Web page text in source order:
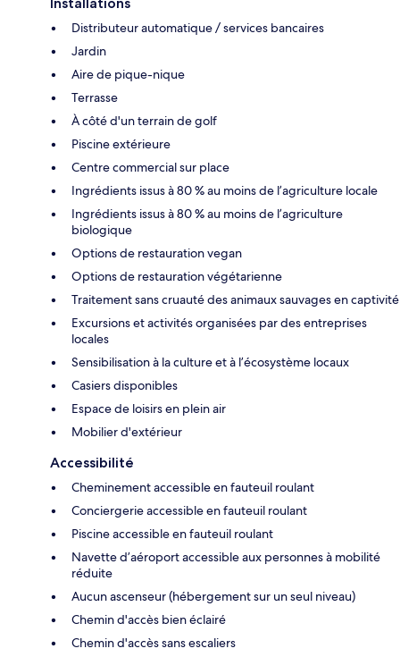
Distributeur automatique / services bancaires
Jardin
Aire de pique-nique
Terrasse
À côté d'un terrain de golf
Piscine extérieure
Centre commercial sur place
Ingrédients issus à 80 % au moins de l’agriculture locale
Ingrédients issus à 80 % au moins de l’agriculture
biologique
Options de restauration vegan
Options de restauration végétarienne
Traitement sans cruauté des animaux sauvages en captivité
Excursions et activités organisées par des entreprises
locales
Sensibilisation à la culture et à l’écosystème locaux
Casiers disponibles
Espace de loisirs en plein air
Mobilier d'extérieur
Accessibilité
Cheminement accessible en fauteuil roulant
Conciergerie accessible en fauteuil roulant
Piscine accessible en fauteuil roulant
Navette d’aéroport accessible aux personnes à mobilité
réduite
Aucun ascenseur (hébergement sur un seul niveau)
Chemin d'accès bien éclairé
Chemin d'accès sans escaliers